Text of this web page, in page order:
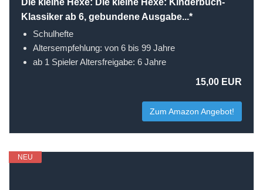
Die kleine Hexe: Die kleine Hexe: Kinderbuch-
Klassiker ab 6, gebundene Ausgabe...*
Schulhefte
Altersempfehlung: von 6 bis 99 Jahre
ab 1 Spieler Altersfreigabe: 6 Jahre
15,00 EUR
Zum Amazon Angebot!
NEU